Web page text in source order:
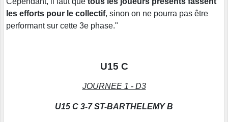
les efforts pour le collectif, sinon on ne pourra pas être
performant sur cette 3e phase."
U15 C
JOURNEE 1 - D3
U15 C 3-7 ST-BARTHELEMY B